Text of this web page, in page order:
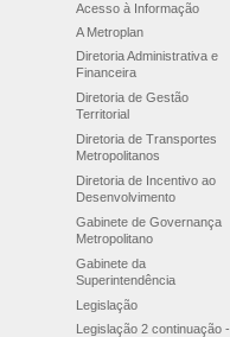
Acesso à Informação
A Metroplan
Diretoria Administrativa e
Financeira
Diretoria de Gestão
Territorial
Diretoria de Transportes
Metropolitanos
Diretoria de Incentivo ao
Desenvolvimento
Gabinete de Governança
Metropolitano
Gabinete da
Superintendência
Legislação
Legislação 2 continuação -